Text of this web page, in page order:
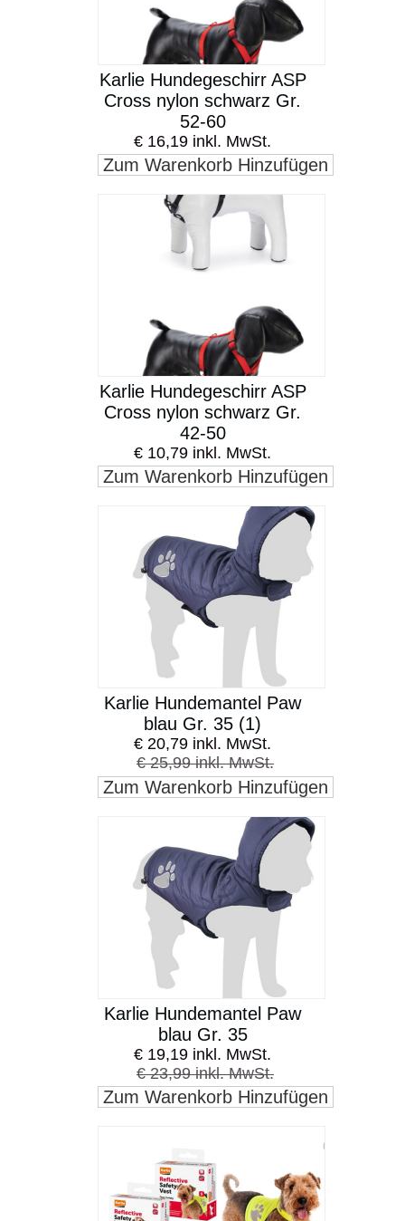
Karlie Hundegeschirr ASP
Cross nylon schwarz Gr.
52-60
€ 16,19 inkl. MwSt.
Zum Warenkorb Hinzufügen
Karlie Hundegeschirr ASP
Cross nylon schwarz Gr.
42-50
€ 10,79 inkl. MwSt.
Zum Warenkorb Hinzufügen
Karlie Hundemantel Paw
blau Gr. 35 (1)
€ 20,79 inkl. MwSt.
€ 25,99 inkl. MwSt.
Zum Warenkorb Hinzufügen
Karlie Hundemantel Paw
blau Gr. 35
€ 19,19 inkl. MwSt.
€ 23,99 inkl. MwSt.
Zum Warenkorb Hinzufügen